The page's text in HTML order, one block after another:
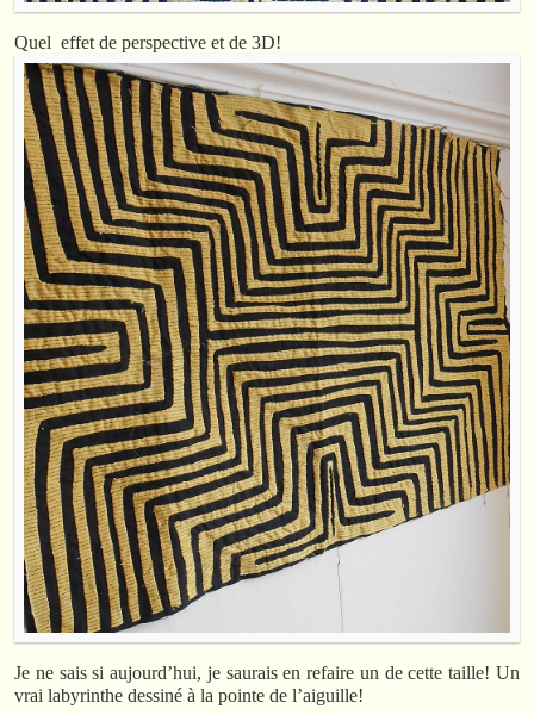
Quel effet de perspective et de 3D!
Je ne sais si aujourd’hui, je saurais en refaire un de cette taille! Un
vrai labyrinthe dessiné à la pointe de l’aiguille!